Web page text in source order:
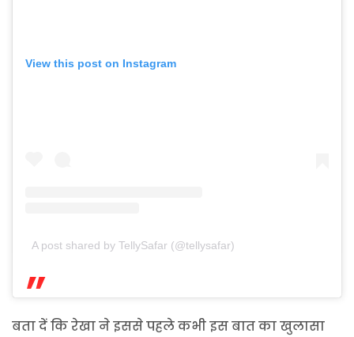
View this post on Instagram
A post shared by TellySafar (@tellysafar)
बता दें कि रेखा ने इससे पहले कभी इस बात का खुलासा